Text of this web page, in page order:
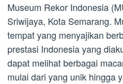
Museum Rekor Indonesia
Sriwijaya, Kota Semarang.
tempat yang menyajikan
prestasi Indonesia yang
dapat melihat berbagai
mulai dari yang unik hingga